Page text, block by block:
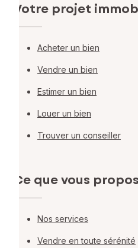
Votre projet
Acheter un bien
Vendre un bien
Estimer un bien
Louer un bien
Trouver un conseiller
Ce que vous
Nos services
Vendre en toute sérénité